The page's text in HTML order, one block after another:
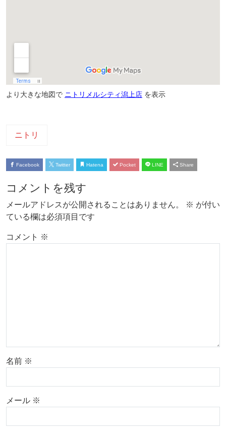
より大きな地図で ニトリメルシティ潟上店 を表示
ニトリ
Facebook Twitter Hatena Pocket LINE Share
コメントを残す
メールアドレスが公開されることはありません。 ※ が付い
ている欄は必須項目です
コメント ※
名前 ※
メール ※